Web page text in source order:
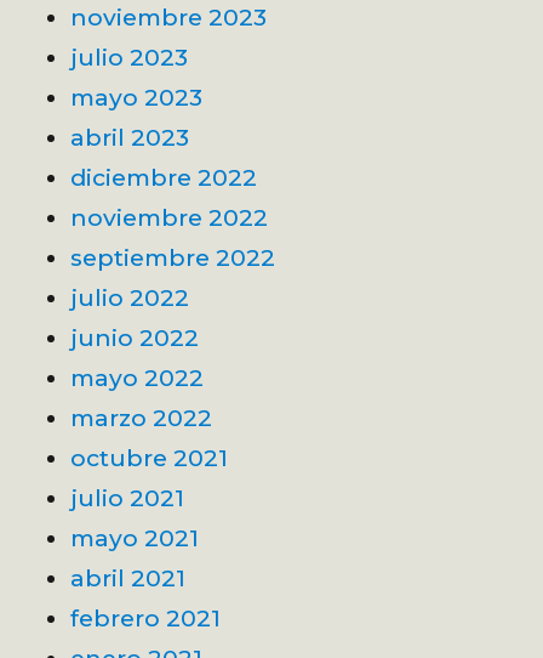
noviembre 2023
julio 2023
mayo 2023
abril 2023
diciembre 2022
noviembre 2022
septiembre 2022
julio 2022
junio 2022
mayo 2022
marzo 2022
octubre 2021
julio 2021
mayo 2021
abril 2021
febrero 2021